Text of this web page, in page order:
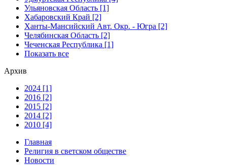
Ульяновская Область [1]
Хабаровский Край [2]
Ханты-Мансийский Авт. Окр. - Югра [2]
Челябинская Область [2]
Чеченская Республика [1]
Показать все
Архив
2024 [1]
2016 [2]
2015 [2]
2014 [2]
2010 [4]
Главная
Религия в светском обществе
Новости